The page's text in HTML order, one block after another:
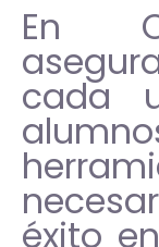
En
cada
éxito